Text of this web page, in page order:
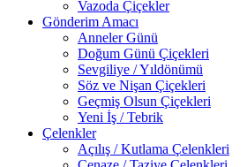
Vazoda Çiçekler
Gönderim Amacı
Anneler Günü
Doğum Günü Çiçekleri
Sevgiliye / Yıldönümü
Söz ve Nişan Çiçekleri
Geçmiş Olsun Çiçekleri
Yeni İş / Tebrik
Çelenkler
Açılış / Kutlama Çelenkleri